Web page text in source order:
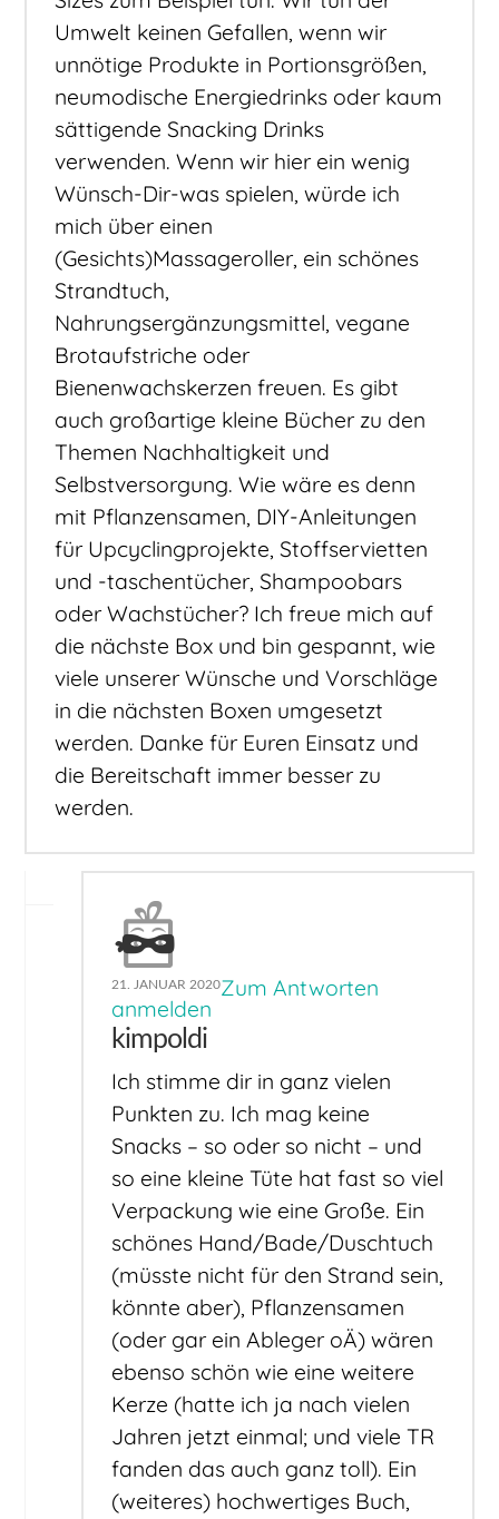
Umwelt keinen Gefallen, wenn wir
unnötige Produkte in Portionsgrößen,
neumodische Energiedrinks oder kaum
sättigende Snacking Drinks
verwenden. Wenn wir hier ein wenig
Wünsch-Dir-was spielen, würde ich
mich über einen
(Gesichts)Massageroller, ein schönes
Strandtuch,
Nahrungsergänzungsmittel, vegane
Brotaufstriche oder
Bienenwachskerzen freuen. Es gibt
auch großartige kleine Bücher zu den
Themen Nachhaltigkeit und
Selbstversorgung. Wie wäre es denn
mit Pflanzensamen, DIY-Anleitungen
für Upcyclingprojekte, Stoffservietten
und -taschentücher, Shampoobars
oder Wachstücher? Ich freue mich auf
die nächste Box und bin gespannt, wie
viele unserer Wünsche und Vorschläge
in die nächsten Boxen umgesetzt
werden. Danke für Euren Einsatz und
die Bereitschaft immer besser zu
werden.
21. JANUAR 2020Zum Antworten
anmelden
kimpoldi
Ich stimme dir in ganz vielen
Punkten zu. Ich mag keine
Snacks – so oder so nicht – und
so eine kleine Tüte hat fast so viel
Verpackung wie eine Große. Ein
schönes Hand/Bade/Duschtuch
(müsste nicht für den Strand sein,
könnte aber), Pflanzensamen
(oder gar ein Ableger oÄ) wären
ebenso schön wie eine weitere
Kerze (hatte ich ja nach vielen
Jahren jetzt einmal; und viele TR
fanden das auch ganz toll). Ein
(weiteres) hochwertiges Buch,